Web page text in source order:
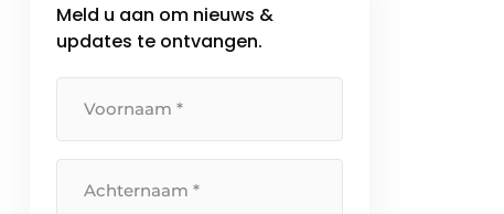
Meld u aan om nieuws &
updates te ontvangen.